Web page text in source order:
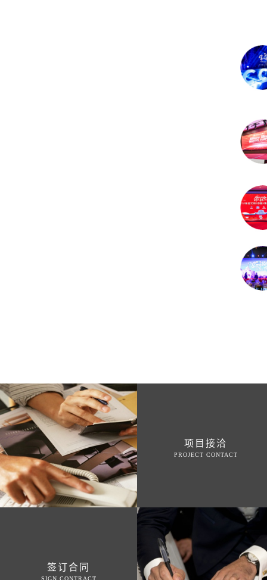
项目接洽
PROJECT CONTACT
签订合同
SIGN CONTRACT